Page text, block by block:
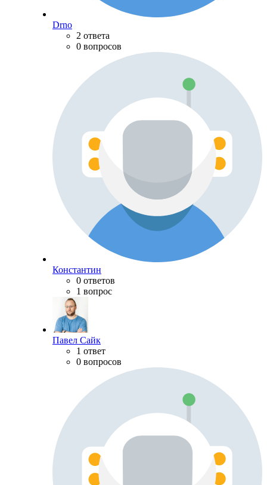
Drno
2 ответа
0 вопросов
Константин
0 ответов
1 вопрос
Павел Сайк
1 ответ
0 вопросов